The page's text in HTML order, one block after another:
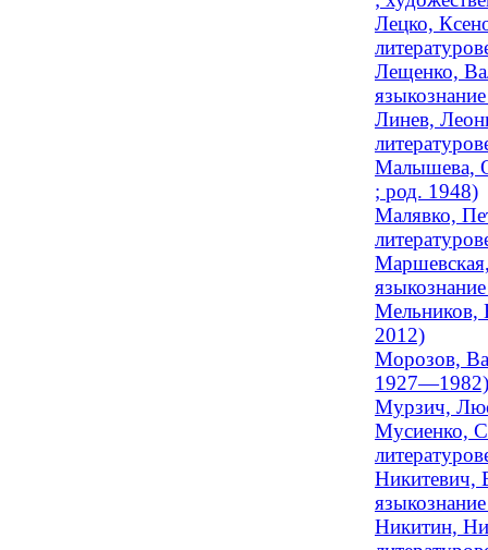
Лецко,
Лещенко,
Линев,
Малышева,
; род. 1948)
Малявко,
Мельников,
2012)
Морозов,
1927—1982)
Мурзич,
Мусиенко,
Никитевич,
Никитин,